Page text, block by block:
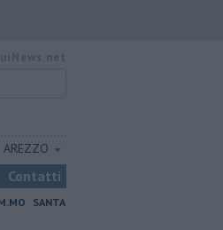
AREZZO
Contatti
SANTA